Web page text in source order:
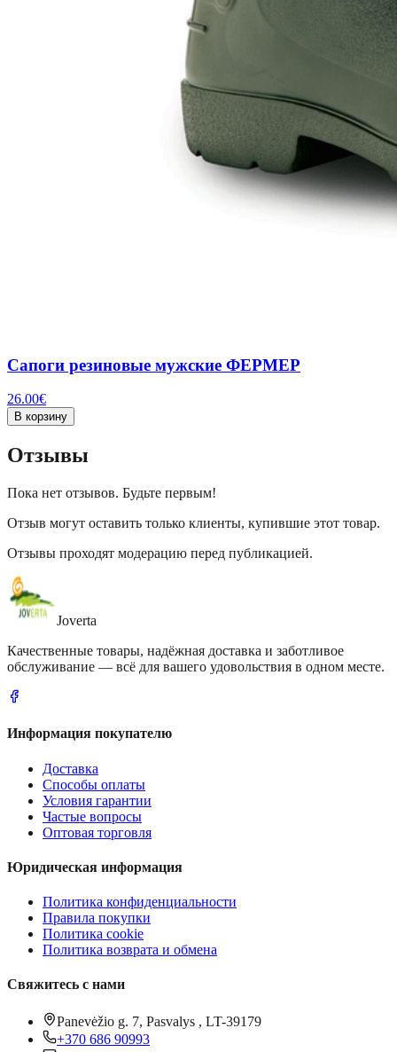
Сапоги резиновые мужские ФЕРМЕР
26.00€
В корзину
Отзывы
Пока нет отзывов. Будьте первым!
Отзыв могут оставить только клиенты, купившие этот товар.
Отзывы проходят модерацию перед публикацией.
Joverta
Качественные товары, надёжная доставка и заботливое
обслуживание — всё для вашего удовольствия в одном месте.
Информация покупателю
Доставка
Способы оплаты
Условия гарантии
Частые вопросы
Оптовая торговля
Юридическая информация
Политика конфиденциальности
Правила покупки
Политика cookie
Политика возврата и обмена
Свяжитесь с нами
Panevėžio g. 7, Pasvalys , LT-39179
+370 686 90993